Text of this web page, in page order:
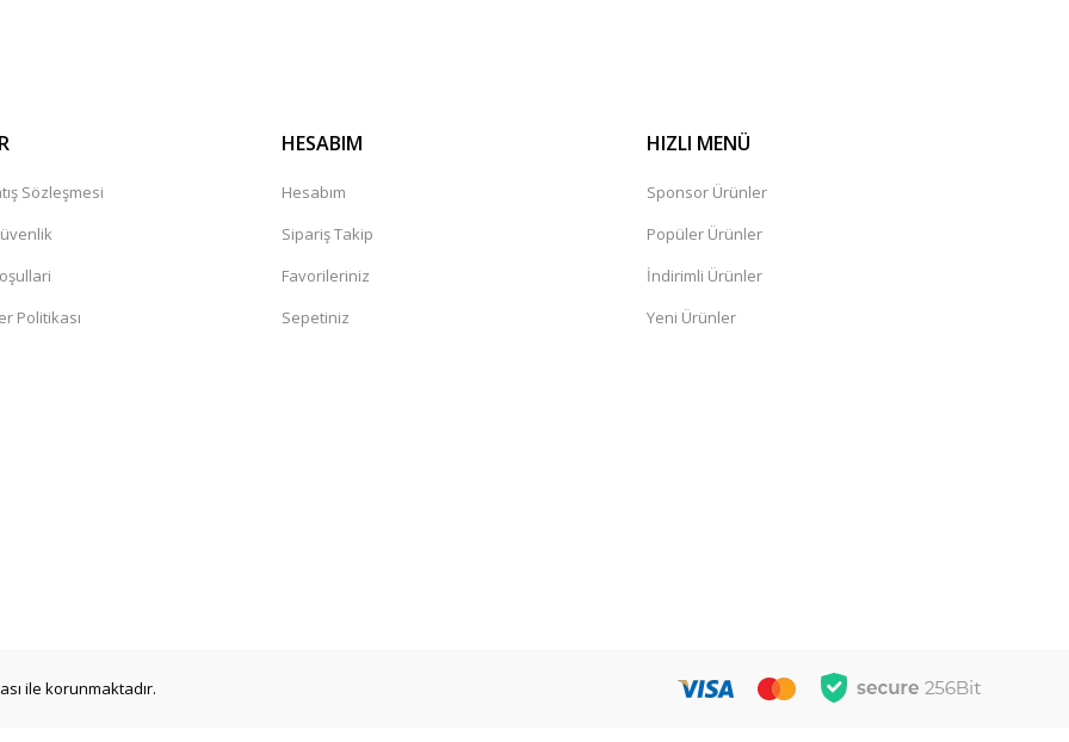
Sözleşmesi
Politikası
HESABIM
Hesabım
Sipariş Takip
Favorileriniz
Sepetiniz
HIZLI MENÜ
Sponsor Ürünler
Popüler Ürünler
İndirimli Ürünler
Yeni Ürünler
ile korunmaktadır.